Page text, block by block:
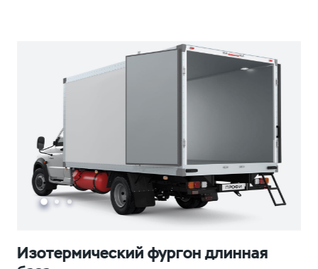
Изотермический фургон длинная